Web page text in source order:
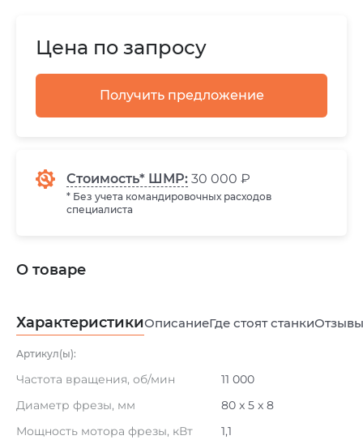
Цена по запросу
Получить предложение
Стоимость* ШМР: 30 000 ₽
* Без учета командировочных расходов
специалиста
О товаре
ХарактеристикиОписаниеГде стоят станки
Артикул(ы):
Частота вращения, об/мин
11 000
Диаметр фрезы, мм
80 x 5 x 8
Мощность мотора фрезы, кВт
1,1